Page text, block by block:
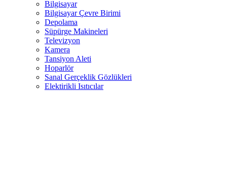
Bilgisayar
Bilgisayar Çevre Birimi
Depolama
Süpürge Makineleri
Televizyon
Kamera
Tansiyon Aleti
Hoparlör
Sanal Gerçeklik Gözlükleri
Elektirikli Isıtıcılar